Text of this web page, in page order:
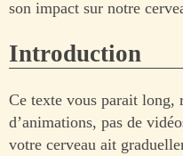
son impact sur notre
Introduction
Ce texte vous parait long,
d’animations, pas de
votre cerveau ait